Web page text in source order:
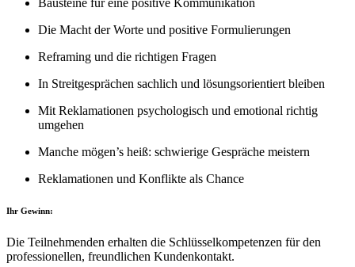
Bausteine für eine positive Kommunikation
Die Macht der Worte und positive Formulierungen
Reframing und die richtigen Fragen
In Streitgesprächen sachlich und lösungsorientiert bleiben
Mit Reklamationen psychologisch und emotional richtig
umgehen
Manche mögen’s heiß: schwierige Gespräche meistern
Reklamationen und Konflikte als Chance
Ihr Gewinn:
Die Teilnehmenden erhalten die Schlüsselkompetenzen für den
professionellen, freundlichen Kundenkontakt.